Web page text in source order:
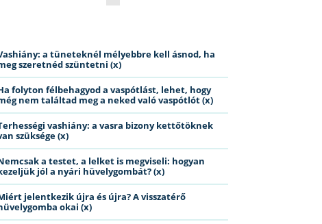
a tüneteknél mélyebbre kell ásnod, ha
szeretnéd szüntetni (x)
folyton félbehagyod a vaspótlást, lehet, hogy
nem találtad meg a neked való vaspótlót (x)
vashiány: a vasra bizony kettőtöknek
szüksége (x)
a testet, a lelket is megviseli: hogyan
jól a nyári hüvelygombát? (x)
jelentkezik újra és újra? A visszatérő
okai (x)